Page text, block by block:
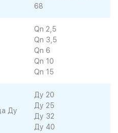
68
Qn 2,5
Qn 3,5
Qn 6
Qn 10
Qn 15
Ду
Ду 20
Ду 25
Ду 32
Ду 40